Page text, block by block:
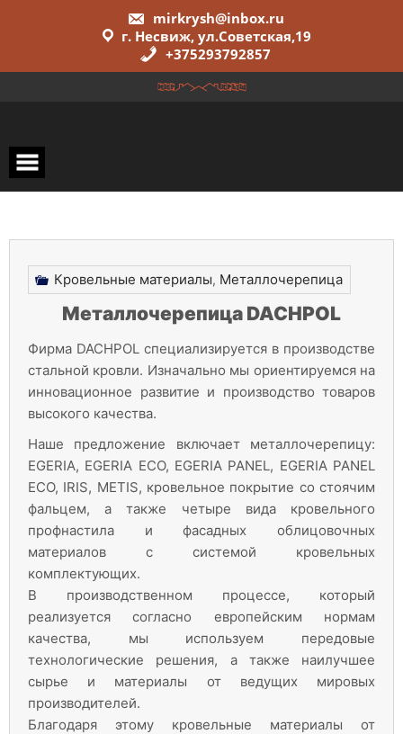
mirkrysh@inbox.ru
г. Несвиж, ул.Советская,19
+375293792857
Кровельные материалы, Металлочерепица
Металлочерепица DACHPOL
Фирма DACHPOL специализируется в производстве
стальной кровли. Изначально мы ориентируемся на
инновационное развитие и производство товаров
высокого качества.
Наше предложение включает металлочерепицу:
EGERIA, EGERIA ECO, EGERIA PANEL, EGERIA PANEL
ECO, IRIS, METIS, кровельное покрытие со стоячим
фальцем, а также четыре вида кровельного
профнастила и фасадных облицовочных
материалов с системой кровельных
комплектующих.
В производственном процессе, который
реализуется согласно европейским нормам
качества, мы используем передовые
технологические решения, а также наилучшее
сырье и материалы от ведущих мировых
производителей.
Благодаря этому кровельные материалы от